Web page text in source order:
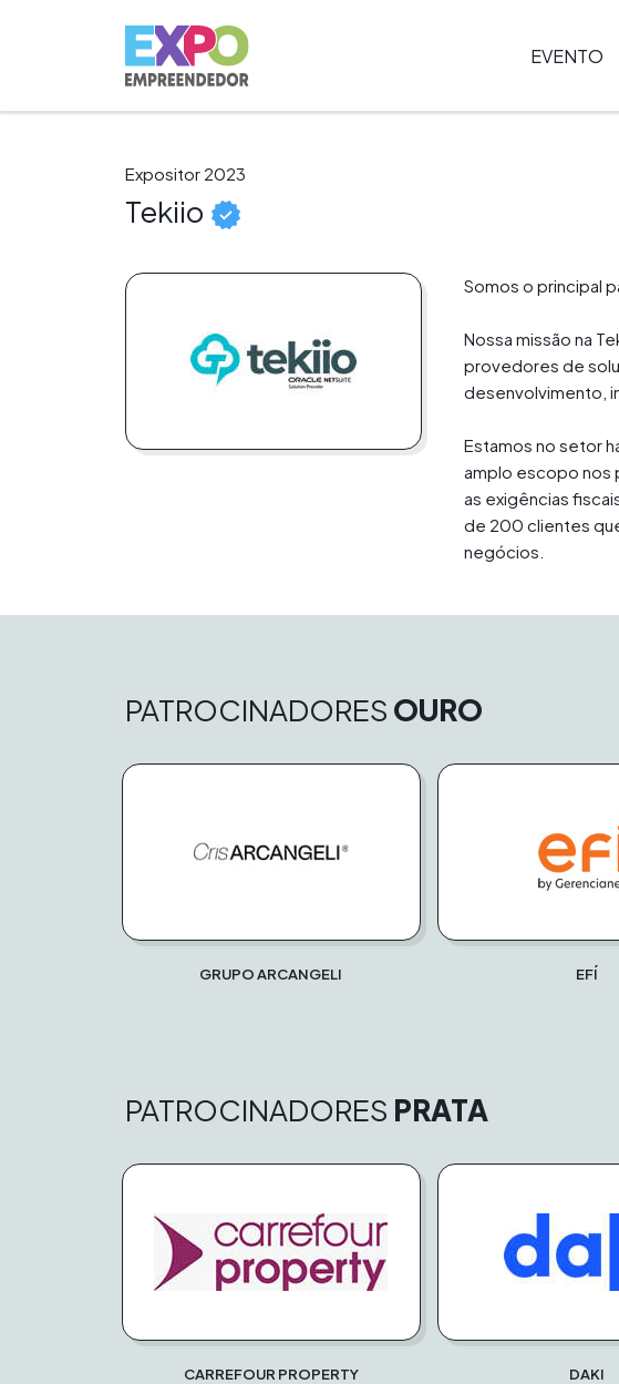
EVENTO
Expositor 2023
Tekiio
Somos o principal
Nossa missão na
provedores de
desenvolvimento,
Estamos no setor
amplo escopo nos
as exigências
de 200 clientes
negócios.
PATROCINADORES OURO
GRUPO ARCANGELI EFÍ
PATROCINADORES PRATA
CARREFOUR PROPERTY DAKI